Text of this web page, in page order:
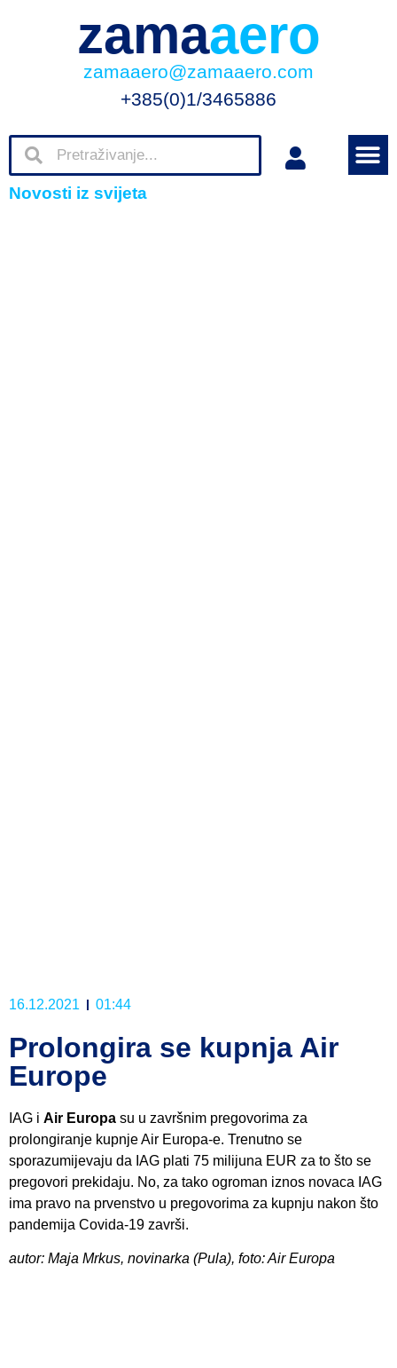
zamaaero
zamaaero@zamaaero.com
+385(0)1/3465886
Novosti iz svijeta
16.12.2021 01:44
Prolongira se kupnja Air
Europe
IAG i Air Europa su u završnim pregovorima za
prolongiranje kupnje Air Europa-e. Trenutno se
sporazumijevaju da IAG plati 75 milijuna EUR za to što se
pregovori prekidaju. No, za tako ogroman iznos novaca IAG
ima pravo na prvenstvo u pregovorima za kupnju nakon što
pandemija Covida-19 završi.
autor: Maja Mrkus, novinarka (Pula), foto: Air Europa